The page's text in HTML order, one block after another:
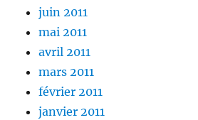
juin 2011
mai 2011
avril 2011
mars 2011
février 2011
janvier 2011